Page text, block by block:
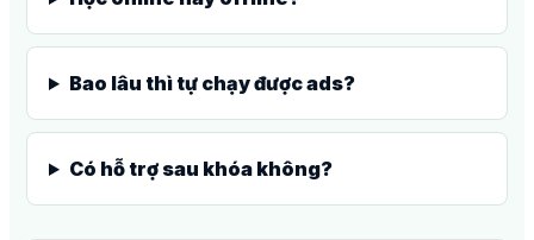
Bao lâu thì tự chạy được ads?
Có hỗ trợ sau khóa không?